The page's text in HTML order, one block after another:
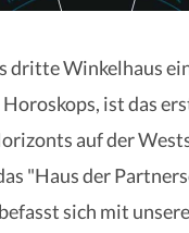
dritte Winkelhaus
ist das
auf der
"Haus der
sich mit